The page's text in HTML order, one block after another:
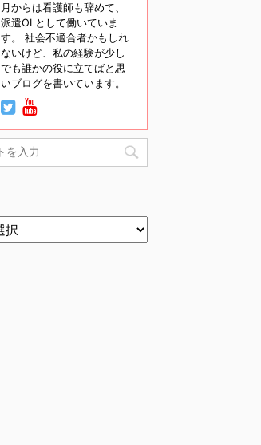
月からは看護師も辞めて、
派遣OLとして働いていま
す。 社会不適合者かもしれ
ないけど、私の経験が少し
でも誰かの役に立てばと思
いブログを書いています。